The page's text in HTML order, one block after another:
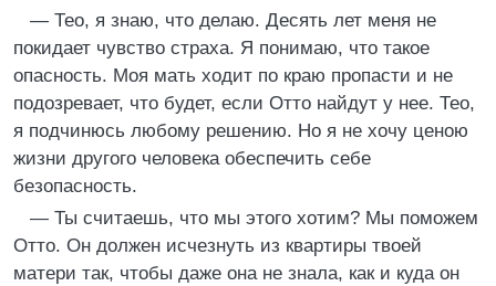
— Тео, я знаю, что делаю. Десять лет меня не
покидает чувство страха. Я понимаю, что такое
опасность. Моя мать ходит по краю пропасти и не
подозревает, что будет, если Отто найдут у нее. Тео,
я подчинюсь любому решению. Но я не хочу ценою
жизни другого человека обеспечить себе
безопасность.
— Ты считаешь, что мы этого хотим? Мы поможем
Отто. Он должен исчезнуть из квартиры твоей
матери так, чтобы даже она не знала, как и куда он